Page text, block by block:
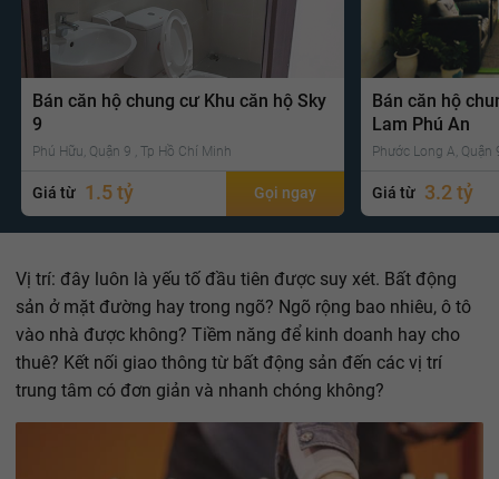
Bán căn hộ chung cư Khu căn hộ Sky
9
Phú Hữu, Quận 9 , Tp Hồ Chí Minh
Giá từ 1.5 tỷ Gọi ngay
Bán căn hộ
Lam Phú An
Phước Long A, Quận
Giá từ 3.2 tỷ
Vị trí: đây luôn là yếu tố đầu tiên được suy xét. Bất động
sản ở mặt đường hay trong ngõ? Ngõ rộng bao nhiêu, ô tô
vào nhà được không? Tiềm năng để kinh doanh hay cho
thuê? Kết nối giao thông từ bất động sản đến các vị trí
trung tâm có đơn giản và nhanh chóng không?